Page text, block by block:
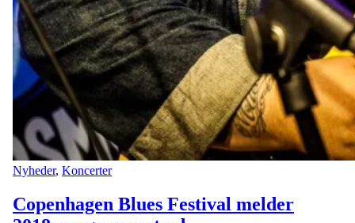
Nyheder, Koncerter
Copenhagen Blues Festival melder